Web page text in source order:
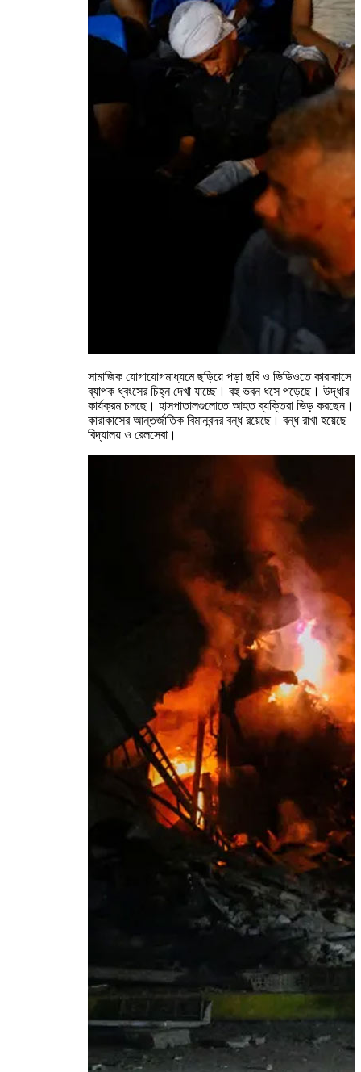
সামাজিক যোগাযোগমাধ্যমে ছড়িয়ে পড়া ছবি ও ভিডিওতে কারাকাসে
ব্যাপক ধ্বংসের চিহ্ন দেখা যাচ্ছে। বহু ভবন ধসে পড়েছে। উদ্ধার
কার্যক্রম চলছে। হাসপাতালগুলোতে আহত ব্যক্তিরা ভিড় করছেন।
কারাকাসের আন্তর্জাতিক বিমানবন্দর বন্ধ রয়েছে। বন্ধ রাখা হয়েছে
বিদ্যালয় ও রেলসেবা।